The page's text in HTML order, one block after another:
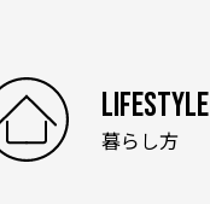
LIFESTYLE
暮らし方